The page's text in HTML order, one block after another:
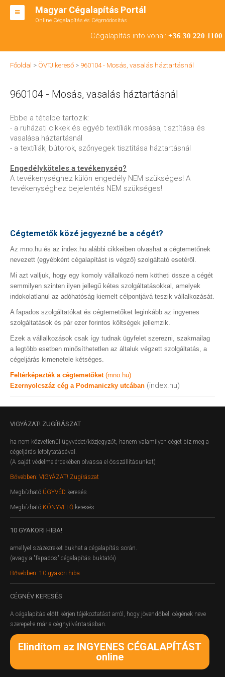
Magyar Cégalapítás Portál
Online Cégalapítás és Cégmódosítás
Cégalapítás info vonal: +36 30 220 1100
BT ALAPÍTÁS
CÉGMÓDOSÍTÁS
ÁTALAKULÁS
TEÁOR SZÁMOK '08
KAPCSOLAT
Főoldal > ÖVTJ kereső > 960104 - Mosás, vasalás háztartásnál
960104 - Mosás, vasalás háztartásnál
Ebbe a tételbe tartozik:
- a ruházati cikkek és egyéb textíliák mosása, tisztítása és
vasalása háztartásnál
- a textíliák, bútorok, szőnyegek tisztítása háztartásnál
Engedélyköteles a tevékenység?
A tevékenységhez külön engedély NEM szükséges! A
tevékenységhez bejelentés NEM szükséges!
Cégtemetők közé jegyezné be a cégét?
Az mno.hu és az index.hu alábbi cikkeiben olvashat a cégtemetőnek
nevezett (egyébként cégalapítást is végző) szolgáltató esetéről.
Mi azt valljuk, hogy egy komoly vállalkozó nem kötheti össze a cégét
semmilyen szinten ilyen jellegű kétes szolgáltatásokkal, amelyek
indokolatlanul az adóhatóság kiemelt célpontjává teszik vállalkozását.
A fapados szolgáltatókat és cégtemetőket leginkább az ingyenes
szolgáltatások és pár ezer forintos költségek jellemzik.
Ezek a vállalkozások csak így tudnak ügyfelet szerezni, szakmailag
a legtöbb esetben minősíthetetlen az általuk végzett szolgáltatás, a
cégeljárás kimenetele kétséges.
Feltérképezték a cégtemetőket (mno.hu)
Ezernyolcszáz cég a Podmaniczky utcában (index.hu)
VIGYÁZAT! ZUGÍRÁSZAT
ha nem közvetlenül ügyvédet/közjegyzőt, hanem valamilyen céget bíz meg a
cégeljárás lefolytatásával.
(A saját védelme érdekében olvassa el összállításunkat)
Bővebben: VIGYÁZAT! Zugírászat
Megbízható ÜGYVÉD keresés
Megbízható KÖNYVELŐ keresés
10 GYAKORI HIBA!
amellyel százezreket bukhat a cégalapítás során.
(avagy a "fapados" cégalapítás buktatói)
Bővebben: 10 gyakori hiba
CÉGNÉV KERESÉS
A cégalapítás előtt kérjen tájékoztatást arról, hogy jövendőbeli cégének neve
szerepel-e már a cégnyilvántarásban.
Elindítom az INGYENES CÉGALAPÍTÁST
online